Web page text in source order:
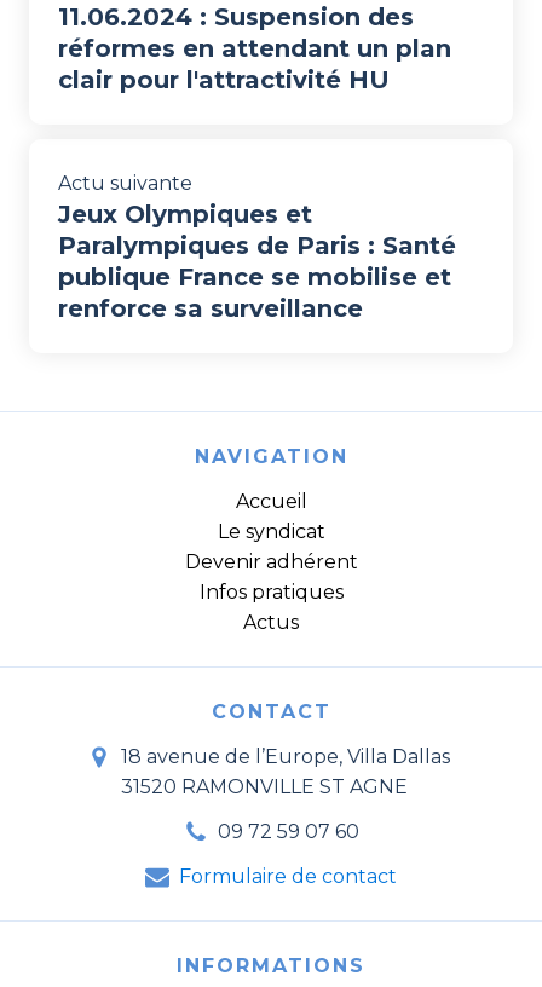
11.06.2024 : Suspension des
réformes en attendant un plan
clair pour l'attractivité HU
Actu suivante
Jeux Olympiques et
Paralympiques de Paris : Santé
publique France se mobilise et
renforce sa surveillance
NAVIGATION
Accueil
Le syndicat
Devenir adhérent
Infos pratiques
Actus
CONTACT
18 avenue de l’Europe, Villa Dallas
31520 RAMONVILLE ST AGNE
09 72 59 07 60
Formulaire de contact
INFORMATIONS